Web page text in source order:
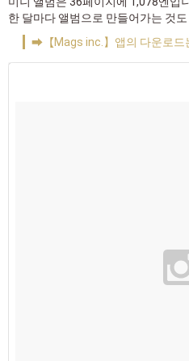
한 달마다 앨범으로 만들어가는 것
➡【Mags inc.】앱의 다운로